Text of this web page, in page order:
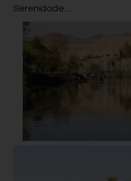
Serenidade…